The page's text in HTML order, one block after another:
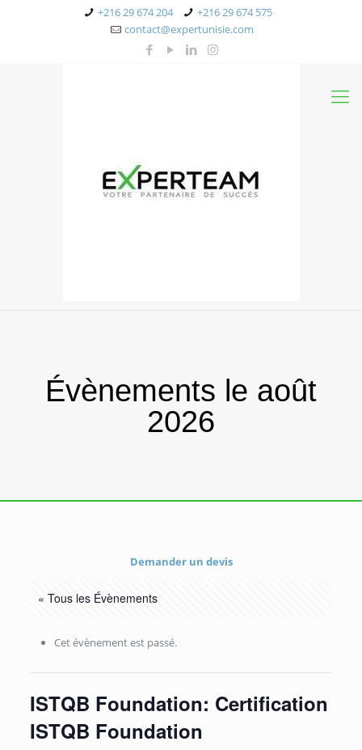
+216 29 674 204
+216 29 674 575
contact@expertunisie.com
Évènements le août
2026
Demander un devis
« Tous les Évènements
Cet évènement est passé.
ISTQB Foundation: Certification
ISTQB Foundation